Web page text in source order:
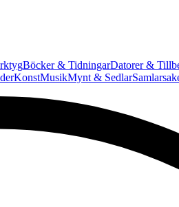
Böcker & TidningarDatorer &
KonstMusikMynt & Sedlar